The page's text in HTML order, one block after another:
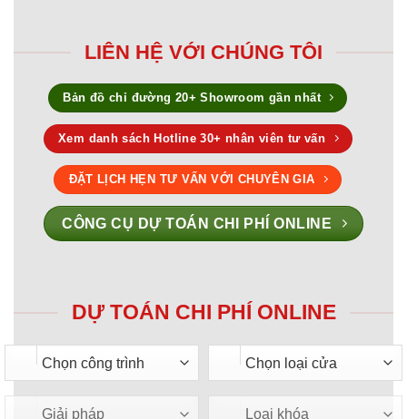
LIÊN HỆ VỚI CHÚNG TÔI
Bản đồ chỉ đường 20+ Showroom gần nhất
Xem danh sách Hotline 30+ nhân viên tư vấn
ĐẶT LỊCH HẸN TƯ VẤN VỚI CHUYÊN GIA
CÔNG CỤ DỰ TOÁN CHI PHÍ ONLINE
DỰ TOÁN CHI PHÍ ONLINE